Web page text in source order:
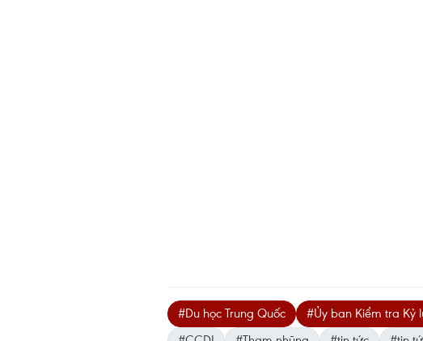
#Du học Trung Quốc
#Ủy ban Kiểm tra Kỷ